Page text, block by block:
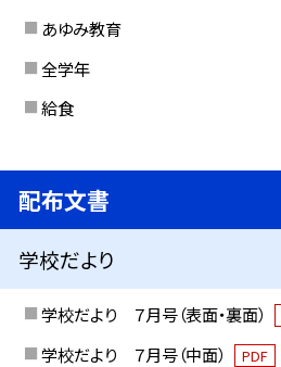
あゆみ教育
全学年
給食
配布文書
学校だより
学校だより ７月号（表面・裏面）
学校だより ７月号（中面）
PDF